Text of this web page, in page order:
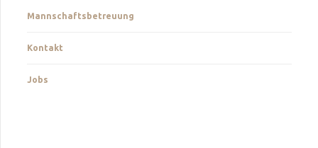
Mannschaftsbetreuung
Kontakt
Jobs